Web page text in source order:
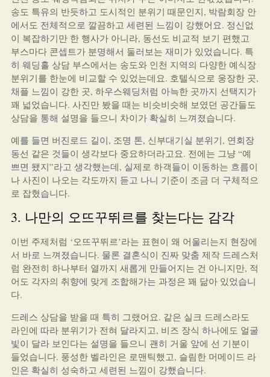
송도 특유의 반듯하고 도시적인 분위기 때문인지, 박람회장 안
에서도 전체적으로 깔끔하고 세련된 느낌이 강했어요. 정신없
이 복잡하기만 한 행사가 아니라, 동선도 비교적 보기 편했고
부스마다 콘셉트가 분명해서 둘러보는 재미가 있었습니다. 특
히 웨딩홀 상담 부스에서는 송도와 인천 지역의 다양한 예식장
분위기를 한눈에 비교할 수 있었는데요. 호텔식으로 웅장한 곳,
채플 느낌이 강한 곳, 하우스웨딩처럼 아늑한 곳까지 선택지가
꽤 넓었습니다. 사진만 봤을 때는 비슷비슷해 보였던 공간들도
상담을 통해 설명을 들으니 차이가 확실히 느껴졌습니다.
예를 들면 버진로드 길이, 조명 톤, 신부대기실 분위기, 연회장
동선 같은 것들이 생각보다 중요하더라고요. 전에는 그냥 “예
쁘면 됐지”라고 생각했는데, 실제로 하객들이 이동하는 흐름이
나 사진이 나오는 각도까지 듣고 나니 기준이 조금 더 구체적으
로 잡혔습니다.
3. 나만의 오뜨꾸뛰르를 찾는다는 감각
이번 주제처럼 ‘오뜨꾸뛰르’라는 표현이 왜 어울리는지 현장에
서 바로 느껴졌습니다. 물론 결혼식이 진짜 맞춤 제작 드레스처
럼 완전히 하나부터 열까지 새롭게 만들어지는 건 아니지만, 적
어도 각자의 취향에 맞게 조합해가는 과정은 꽤 닮아 있었습니
다.
드레스 상담을 받을 때 특히 그랬어요. 같은 실크 드레스라도
라인에 따라 분위기가 전혀 달라지고, 비즈 장식 하나에도 얼굴
빛이 달라 보인다는 설명을 들으니 괜히 거울 앞에 선 기분이
들었습니다. 풍성한 벨라인은 로맨틱했고, 슬림한 머메이드 라
인은 확실히 성숙하고 세련된 느낌이 강했습니다.